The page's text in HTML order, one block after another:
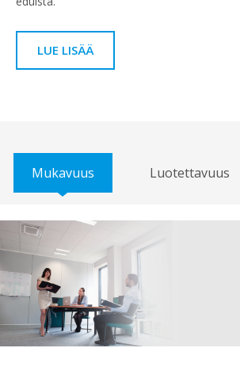
LUE LISÄÄ
Mukavuus Luotettavuus